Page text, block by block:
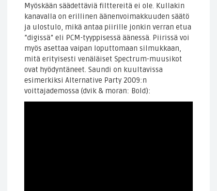
Myöskään säädettäviä filttereitä ei ole. Kullakin
kanavalla on erillinen äänenvoimakkuuden säätö
ja ulostulo, mikä antaa piirille jonkin verran etua
”digissä” eli PCM-tyyppisessä äänessä. Piirissä voi
myös asettaa vaipan loputtomaan silmukkaan,
mitä erityisesti venäläiset Spectrum-muusikot
ovat hyödyntäneet. Saundi on kuultavissa
esimerkiksi Alternative Party 2009:n
voittajademossa (dvik & moran: Bold):